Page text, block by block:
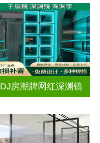
DJ房潮牌网红深渊镜